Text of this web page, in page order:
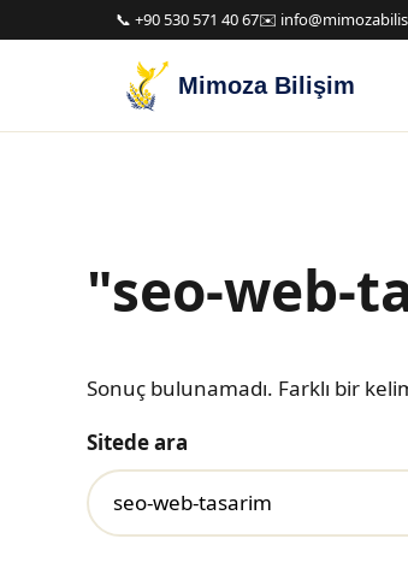
📞 +90 530 571 40 67✉️
Mimoza Bilişim
"seo-web-
Sonuç bulunamadı. Farklı bir
Sitede ara